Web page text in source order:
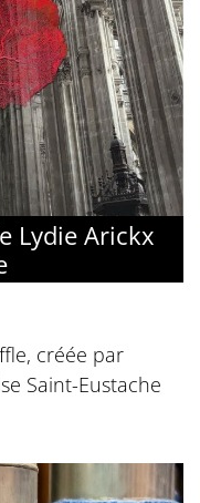
Lydie Arickx
créée par
Saint-Eustache